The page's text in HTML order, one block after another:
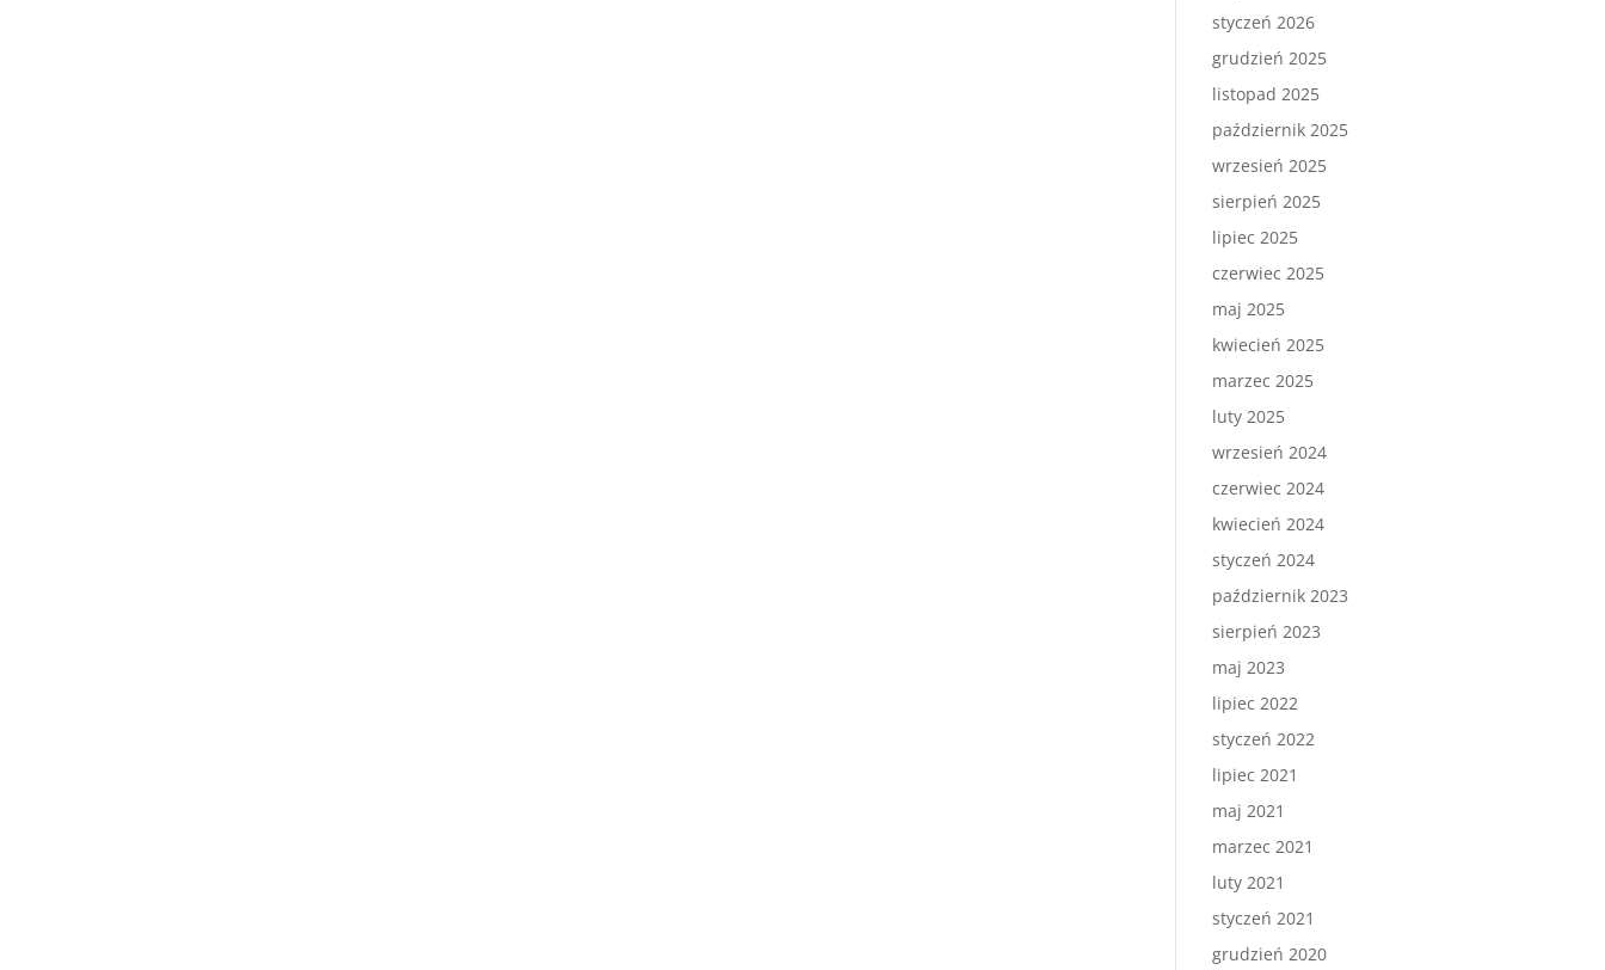
styczeń 2026
grudzień 2025
listopad 2025
październik 2025
wrzesień 2025
sierpień 2025
lipiec 2025
czerwiec 2025
maj 2025
kwiecień 2025
marzec 2025
luty 2025
wrzesień 2024
czerwiec 2024
kwiecień 2024
styczeń 2024
październik 2023
sierpień 2023
maj 2023
lipiec 2022
styczeń 2022
lipiec 2021
maj 2021
marzec 2021
luty 2021
styczeń 2021
grudzień 2020